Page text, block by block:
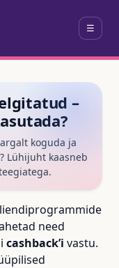
☰
–
koguda ja
Lühijuht kaasneb
need
cashback’i vastu.